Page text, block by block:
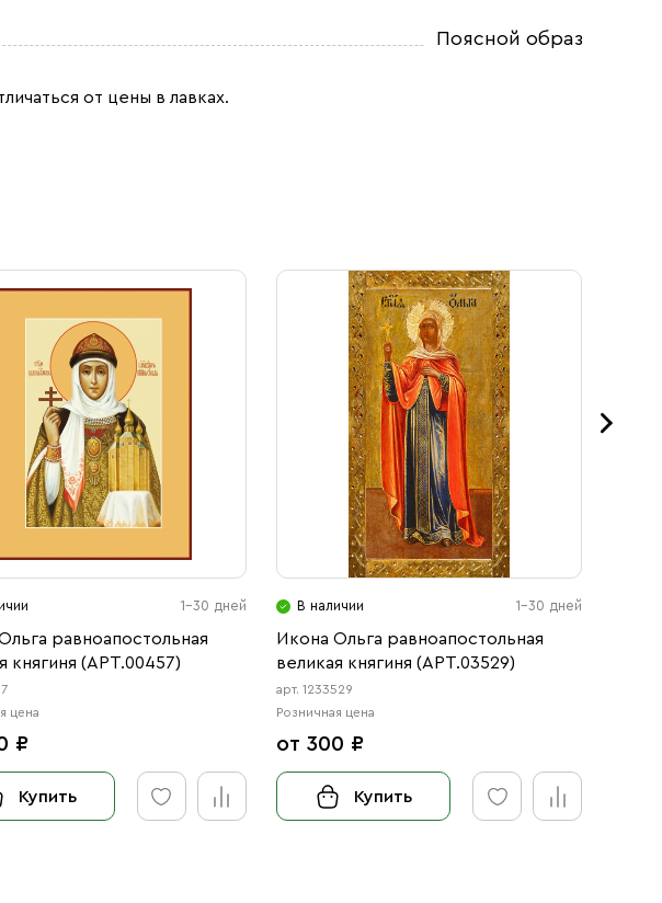
Поясной образ
от цены в лавках.
1-30 дней
равноапостольная
княгиня (АРТ.00457)
цена
₽
Купить
В наличии 1-30 дней
Икона Ольга равноапостольная
великая княгиня (АРТ.03529)
арт. 1233529
Розничная цена
от 300 ₽
Купить